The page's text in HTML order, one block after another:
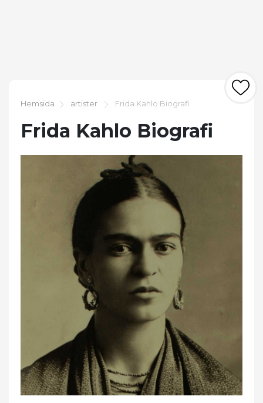
Hemsida artister Frida Kahlo Biografi
Frida Kahlo Biografi